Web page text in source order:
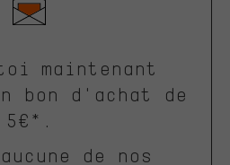
maintenant
bon d'achat de
5€*.
de nos